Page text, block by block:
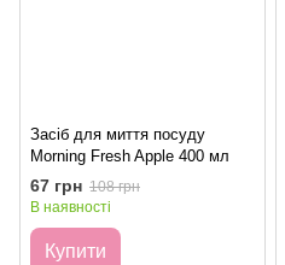
Засіб для миття посуду
Morning Fresh Apple 400 мл
67 грн 108 грн
В наявності
Купити